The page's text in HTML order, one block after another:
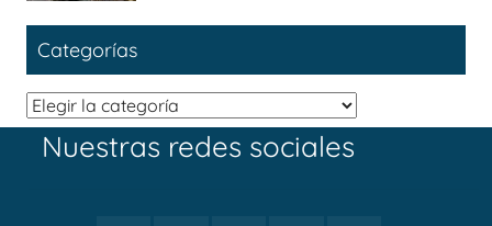
Categorías
Categorías
Nuestras redes sociales